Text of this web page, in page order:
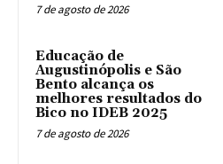
7 de agosto de 2026
Educação de
Augustinópolis e São
Bento alcança os
melhores resultados do
Bico no IDEB 2025
7 de agosto de 2026